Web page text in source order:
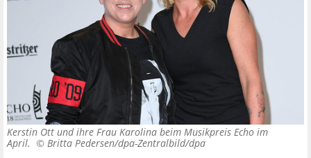
Kerstin Ott und ihre Frau Karolina beim Musikpreis Echo im
April. © Britta Pedersen/dpa-Zentralbild/dpa